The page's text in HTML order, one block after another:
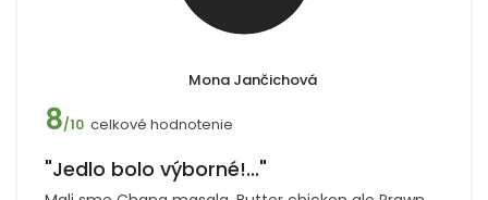
Mona Jančichová
8/10 celkové hodnotenie
"Jedlo bolo výborné!..."